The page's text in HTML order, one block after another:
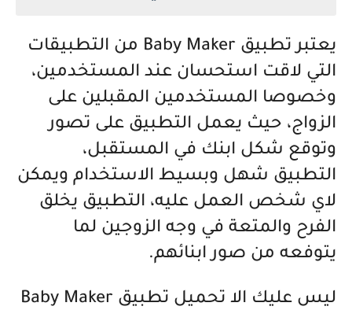
يعتبر
تطبيق Baby Maker من التطبيقات
التي لاقت استحسان عند المستخدمين،
وخصوصا المستخدمين المقبلين على
الزواج، حيث يعمل التطبيق على تصور
وتوقع شكل ابنك في المستقبل،
التطبيق شهل وبسيط الاستخدام ويمكن
لاي شخص العمل عليه، التطبيق يخلق
الفرح والمتعة في وجه الزوجين لما
يتوفعه من صور ابنائهم.
ليس عليك الا تحميل
تطبيق Baby Maker